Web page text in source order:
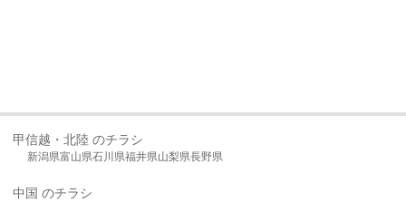
甲信越・北陸 のチラシ
新潟県富山県石川県福井県山梨県長野県
中国 のチラシ